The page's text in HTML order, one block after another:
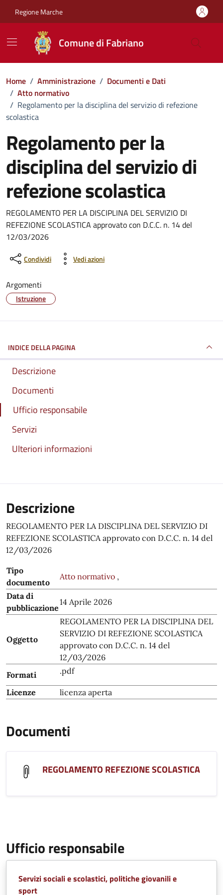
Regione Marche
Comune di Fabriano
Home / Amministrazione / Documenti e Dati
/ Atto normativo
/ Regolamento per la disciplina del servizio di refezione
scolastica
Regolamento per la
disciplina del servizio di
refezione scolastica
Dettagli del documento
REGOLAMENTO PER LA DISCIPLINA DEL SERVIZIO DI
REFEZIONE SCOLASTICA approvato con D.C.C. n. 14 del
12/03/2026
Condividi Vedi azioni
Argomenti
Istruzione
INDICE DELLA PAGINA
Descrizione
Documenti
Ufficio responsabile
Servizi
Ulteriori informazioni
Descrizione
REGOLAMENTO PER LA DISCIPLINA DEL SERVIZIO DI
REFEZIONE SCOLASTICA approvato con D.C.C. n. 14 del
12/03/2026
Tipo
documento
Atto normativo ,
Data di
pubblicazione
14 Aprile 2026
Oggetto
REGOLAMENTO PER LA DISCIPLINA DEL
SERVIZIO DI REFEZIONE SCOLASTICA
approvato con D.C.C. n. 14 del
12/03/2026
Formati
.pdf
Licenze licenza aperta
Documenti
REGOLAMENTO REFEZIONE SCOLASTICA
Ufficio responsabile
Servizi sociali e scolastici, politiche giovanili e
sport